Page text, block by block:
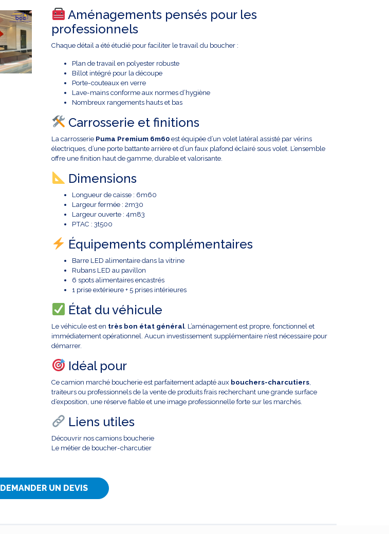
Aménagements pensés pour les
professionnels
Chaque détail a été étudié pour faciliter le travail du boucher :
Plan de travail en polyester robuste
Billot intégré pour la découpe
Porte-couteaux en verre
Lave-mains conforme aux normes d’hygiène
Nombreux rangements hauts et bas
Carrosserie et finitions
La carrosserie Puma Premium 6m60 est équipée d’un volet latéral assisté par vérins
électriques, d’une porte battante arrière et d’un faux plafond éclairé sous volet. L’ensemble
offre une finition haut de gamme, durable et valorisante.
Dimensions
Longueur de caisse : 6m60
Largeur fermée : 2m30
Largeur ouverte : 4m83
PTAC : 3t500
Équipements complémentaires
Barre LED alimentaire dans la vitrine
Rubans LED au pavillon
6 spots alimentaires encastrés
1 prise extérieure + 5 prises intérieures
État du véhicule
Le véhicule est en très bon état général. L’aménagement est propre, fonctionnel et
immédiatement opérationnel. Aucun investissement supplémentaire n’est nécessaire pour
démarrer.
Idéal pour
Ce camion marché boucherie est parfaitement adapté aux bouchers-charcutiers,
traiteurs ou professionnels de la vente de produits frais recherchant une grande surface
d’exposition, une réserve fiable et une image professionnelle forte sur les marchés.
Liens utiles
Découvrir nos camions boucherie
Le métier de boucher-charcutier
DEMANDER UN DEVIS